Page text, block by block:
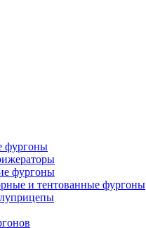
фургоны
фургоны
и тентованные фургоны